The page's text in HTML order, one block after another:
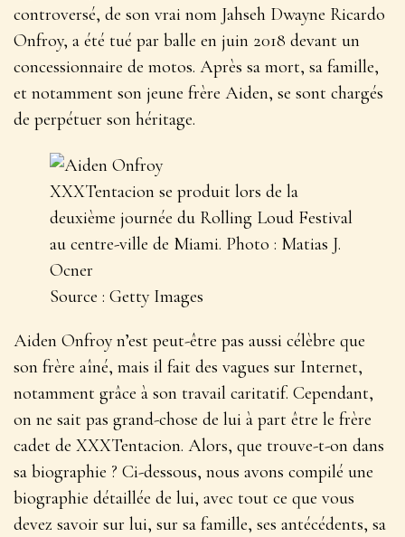
controversé, de son vrai nom Jahseh Dwayne Ricardo
Onfroy, a été tué par balle en juin 2018 devant un
concessionnaire de motos. Après sa mort, sa famille,
et notamment son jeune frère Aiden, se sont chargés
de perpétuer son héritage.
XXXTentacion se produit lors de la
deuxième journée du Rolling Loud Festival
au centre-ville de Miami. Photo : Matias J.
Ocner
Source : Getty Images
Aiden Onfroy n’est peut-être pas aussi célèbre que
son frère aîné, mais il fait des vagues sur Internet,
notamment grâce à son travail caritatif. Cependant,
on ne sait pas grand-chose de lui à part être le frère
cadet de XXXTentacion. Alors, que trouve-t-on dans
sa biographie ? Ci-dessous, nous avons compilé une
biographie détaillée de lui, avec tout ce que vous
devez savoir sur lui, sur sa famille, ses antécédents, sa